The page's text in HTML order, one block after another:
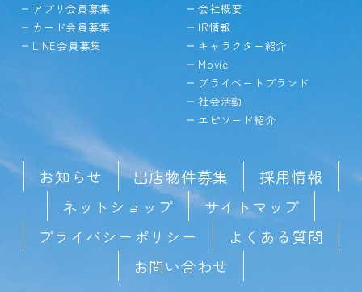
アプリ会員募集
カード会員募集
LINE会員募集
会社概要
IR情報
キャラクター紹介
Movie
プライベートブランド
社会活動
エピソード紹介
お知らせ 出店物件募集
採用情報
ネットショップ
サイトマップ
プライバシーポリシー
よくある質問
お問い合わせ